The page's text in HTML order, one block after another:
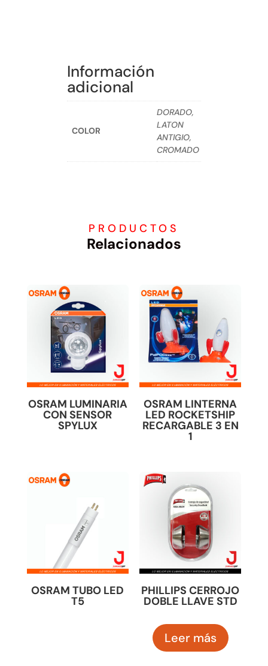
Información
adicional
COLOR
DORADO,
LATON
ANTIGIO,
CROMADO
PRODUCTOS
Relacionados
OSRAM LUMINARIA
CON SENSOR
SPYLUX
OSRAM LINTERNA
LED ROCKETSHIP
RECARGABLE 3 EN
1
OSRAM TUBO LED
T5
PHILLIPS CERROJO
DOBLE LLAVE STD
Leer más